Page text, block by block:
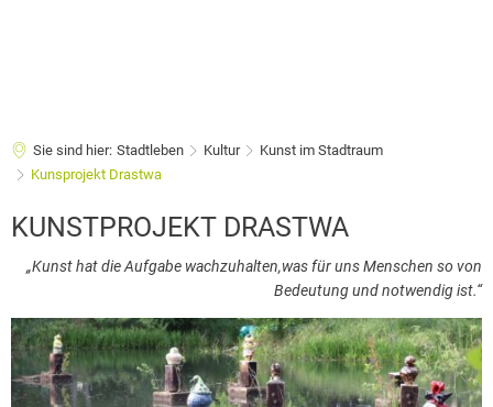
Sie sind hier: Stadtleben Kultur
Kunst im Stadtraum
Kunsprojekt Drastwa
Kunsprojekt
Drastwa
KUNSTPROJEKT DRASTWA
„Kunst hat die Aufgabe wachzuhalten,was für uns Menschen so von
Bedeutung und notwendig ist.“